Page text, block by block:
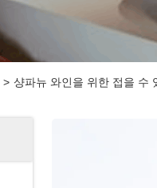
> 샹파뉴 와인을 위한 접을 수